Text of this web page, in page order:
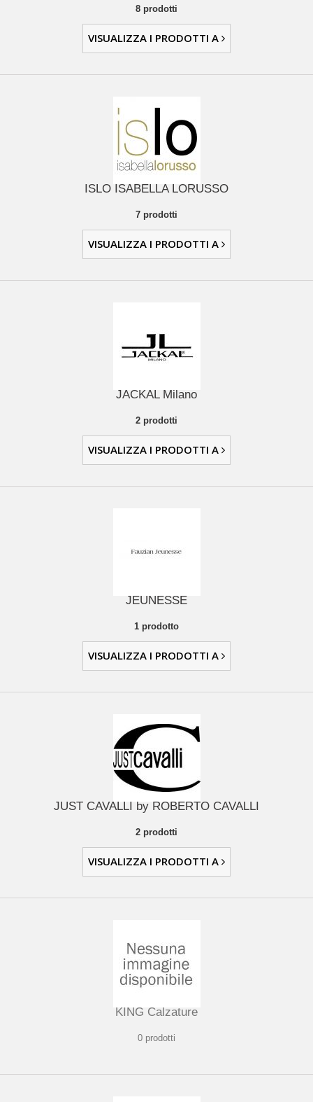
8 prodotti
VISUALIZZA I PRODOTTI A
ISLO ISABELLA LORUSSO
7 prodotti
VISUALIZZA I PRODOTTI A
JACKAL Milano
2 prodotti
VISUALIZZA I PRODOTTI A
JEUNESSE
1 prodotto
VISUALIZZA I PRODOTTI A
JUST CAVALLI by ROBERTO CAVALLI
2 prodotti
VISUALIZZA I PRODOTTI A
KING Calzature
0 prodotti